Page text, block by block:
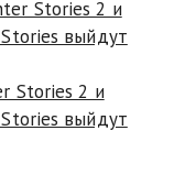
Stories 2 и
выйдут